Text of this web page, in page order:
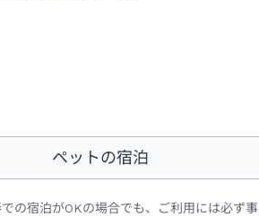
ペットの宿泊
の宿泊がOKの場合でも、ご利用には必ず事